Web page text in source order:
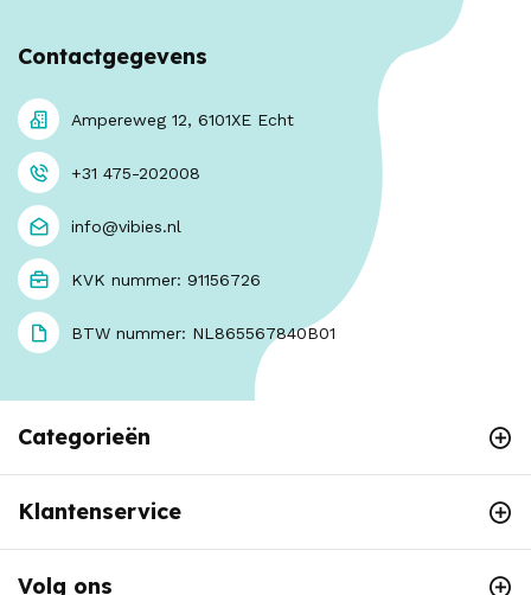
Contactgegevens
Ampereweg 12, 6101XE Echt
+31 475-202008
info@vibies.nl
KVK nummer: 91156726
BTW nummer: NL865567840B01
Categorieën
Klantenservice
Volg ons